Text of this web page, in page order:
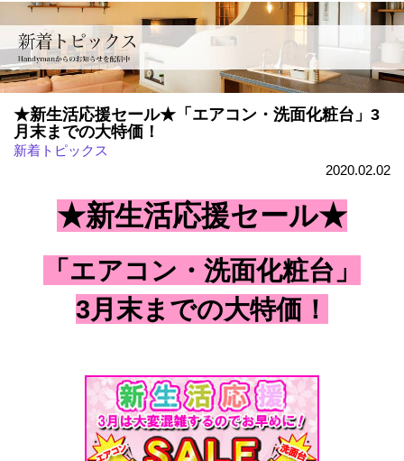
★新生活応援セール★「エアコン・洗面化粧台」3
月末までの大特価！
新着トピックス
2020.02.02
★新生活応援セール★
「エアコン・洗面化粧台」
3月末までの大特価！